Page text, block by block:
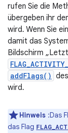
rufen Sie die
übergeben ihr
wird. Wenn Sie
damit das
Bildschirm
addFlags() des
wird.
Hinweis :Das
das Flag